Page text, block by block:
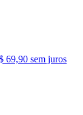
69,90 sem juros